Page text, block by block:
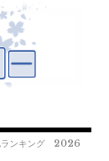
,ランキング 2026